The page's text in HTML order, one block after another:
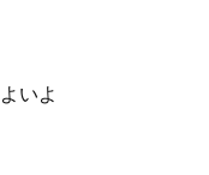
いよ